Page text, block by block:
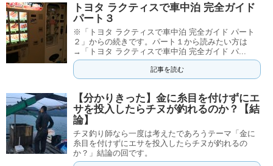
トヨタ ラクティスで車中泊 完全ガイド
パート３
※「トヨタ ラクティスで車中泊 完全ガイド パート
２」からの続きです。パート１から読みたい方は
→「トヨタ ラクティスで車中泊 完全ガイド パ...
記事を読む
【分かりきった】金に糸目を付けずにエ
サを投入したらチヌが釣れるのか？【結
論】
チヌ釣り師なら一度は考えたであろうテーマ「金に
糸目を付けずにエサを投入したらチヌが釣れるの
か？」結論の回です。